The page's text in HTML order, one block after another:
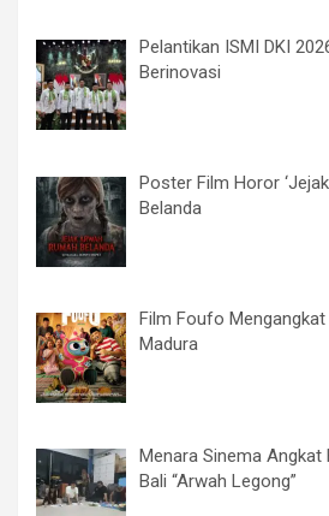
Pelantikan ISMI DKI
Berinovasi
Poster Film Horor
Belanda
Film Foufo
Madura
Menara Sinema Angkat
Bali “Arwah Legong”